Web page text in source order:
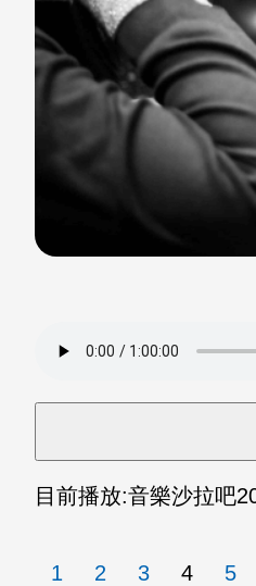
目前播放:音樂沙拉吧
1 2 3 4 5